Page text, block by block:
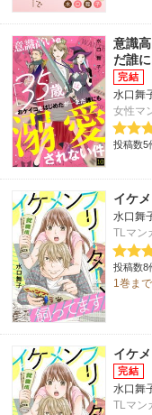
意識
だ誰
水口舞
女性マ
投稿数5
イケ
水口舞
TLマン
投稿数8
1巻ま
イケ
水口舞
TLマン